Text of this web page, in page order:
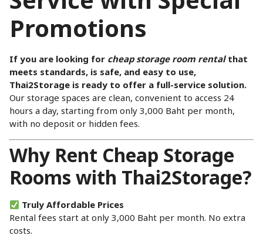
Promotions
If you are looking for cheap storage room rentalthat
meets standards, is safe, and easy to use,
Thai2Storage is ready to offer a full-service solution.
Our storage spaces are clean, convenient to access 24
hours a day, starting from only 3,000 Baht per month,
with no deposit or hidden fees.
Why Rent Cheap Storage
Rooms with Thai2Storage?
Truly Affordable Prices
Rental fees start at only 3,000 Baht per month. No extra
costs.